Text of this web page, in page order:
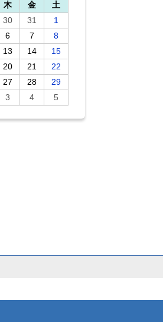
木 金
土
30 31
1
6 7
8
13 14
15
20 21
22
27 28
29
3 4 5